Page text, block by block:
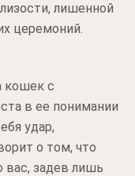
лишенной
церемоний.
кошек с
в ее понимании
удар,
о том, что
вас, задев лишь